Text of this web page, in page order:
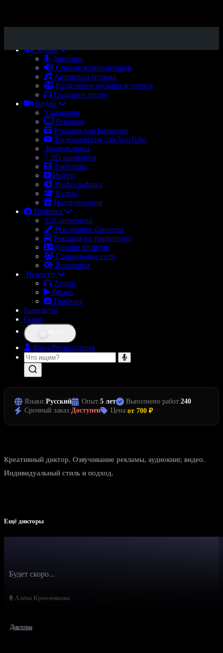
Аудио
Дикторы
Список композиторов
Авторская музыка
Разделение музыки и голоса
Создание песен
Видео
Сценарии
Реклама
Реклама для Instagram
Видеомонтаж для YouTube
Видеоклипы
2D анимация
Трейлеры
Интро
Инфографика
Курсы
Поздравления
Графика
Gif-анимация
Рекламные баннеры
Реклама на транспорте
Дизайн визиток
Социальные сети
Логотипы
Новости
Аудио
Видео
Графика
Контакты
О нас
Вход/Регистрация
Языки:Русский Опыт:5 лет Выполнено работ:240
Срочный заказ:Доступен Цена:от 700 ₽
Креативный диктор. Озвучивание рекламы, аудиокниг, видео.
Индивидуальный стиль и подход.
Ещё дикторы
Алёна Кремленкова
Будет скоро...
Дикторы